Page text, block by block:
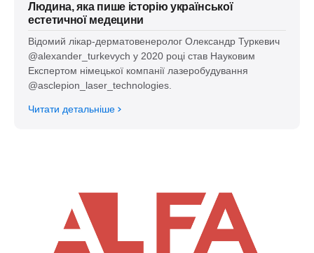
Людина, яка пише історію української
естетичної медецини
Відомий лікар-дерматовенеролог Олександр Туркевич
@alexander_turkevych у 2020 році став Науковим
Експертом німецької компанії лазеробудування
@asclepion_laser_technologies.
Читати детальніше